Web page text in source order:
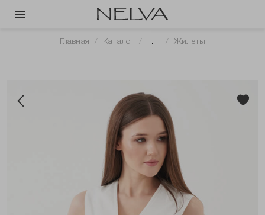
Главная Каталог ... Жилеты